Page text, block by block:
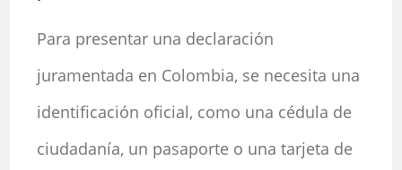
Para presentar una declaración
juramentada en Colombia, se necesita una
identificación oficial, como una cédula de
ciudadanía, un pasaporte o una tarjeta de